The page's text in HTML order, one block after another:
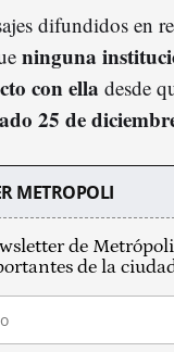
difundidos en
ninguna
con ella desde
25 de
METROPOLI
de
de la